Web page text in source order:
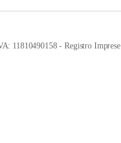
11810490158 - Registro